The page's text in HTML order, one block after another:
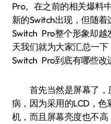
Pro。在之前的相关爆料
新的Switch出现，但随着
Switch Pro整个形象却越
天我们就为大家汇总一
Switch Pro到底有哪些改
首先当然是屏幕了，
病，因为采用的LCD，
机，而且屏幕亮度也不高